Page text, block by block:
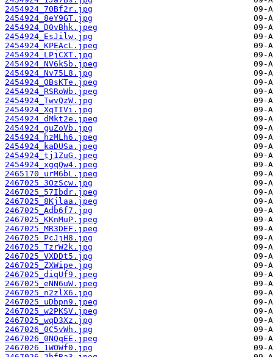
2454924_70Bf2r.jpg
2454924_8eY9GT.jpg
2454924_D0vBhk.jpeg
2454924_EsJilw.jpg
2454924_KPEAcL.jpeg
2454924_LPjCXT.jpg
2454924_NV6kSb.jpeg
2454924_Nv75L8.jpg
2454924_OBsKTe.jpeg
2454924_RSRoWb.jpeg
2454924_TwvQzW.jpg
2454924_XqTIVi.jpg
2454924_dMkt2e.jpeg
2454924_guZoVb.jpg
2454924_hzMLh6.jpeg
2454924_kaDUSa.jpeg
2454924_tj1ZuG.jpeg
2454924_xgqQw4.jpeg
2465170_urM6bL.jpeg
2467025_3OzScw.jpg
2467025_57Ibdr.jpeg
2467025_8Kjlaa.jpeg
2467025_Adb6f7.jpg
2467025_KKnMuP.jpeg
2467025_MR3DEF.jpeg
2467025_PcJjH8.jpg
2467025_TzrW2k.jpg
2467025_VXDDt5.jpg
2467025_ZXWipe.jpg
2467025_diqUf9.jpeg
2467025_eNN6uW.jpeg
2467025_n2zlX6.jpg
2467025_uDbpn9.jpeg
2467025_w2PKSV.jpeg
2467025_wqD3Xz.jpg
2467026_0C5vWh.jpg
2467026_0NQqEE.jpeg
2467026_1WOWf0.jpg